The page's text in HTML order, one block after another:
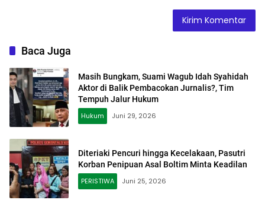
Baca Juga
Masih Bungkam, Suami Wagub Idah Syahidah
Aktor di Balik Pembacokan Jurnalis?, Tim
Tempuh Jalur Hukum
Hukum
Juni 29, 2026
Diteriaki Pencuri hingga Kecelakaan, Pasutri
Korban Penipuan Asal Boltim Minta Keadilan
PERISTIWA
Juni 25, 2026